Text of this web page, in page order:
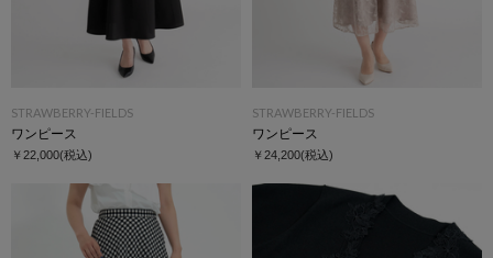
STRAWBERRY-FIELDS
ワンピース
￥22,000(税込)
STRAWBERRY-FIELDS
ワンピース
￥24,200(税込)